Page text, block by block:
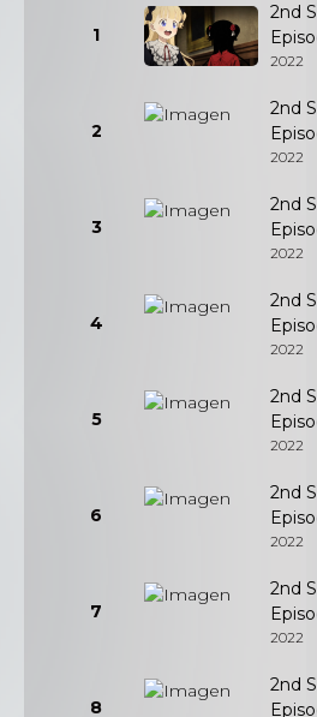
1
2nd
2022
2
2nd
2022
3
2nd
2022
4
2nd
2022
5
2nd
2022
6
2nd
2022
7
2nd
2022
8
2nd